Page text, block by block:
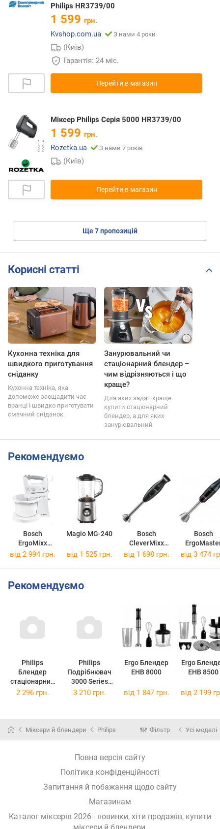
Philips HR3739/00
1 599 грн.
Kvshop.com.ua
З нами 4 роки
(Київ)
Гарантія: 24 міс.
Перейти в магазин
Міксер Philips Серія 5000 HR3739/00
1 599 грн.
Rozetka.ua
З нами 7 років
(Київ)
Перейти в магазин
ще7пропозицій
Корисні статті
Кухонна техніка для
швидкого приготування
сніданку
Кухонна техніка, яка
допоможе заощадити час
вранці і швидко приготувати
смачний сніданок.
Занурювальний чи
стаціонарний блендер –
чим відрізняються і що
краще?
Для яких задач краще
купити стаціонарний
блендер, а для яких
занурювальний
Рекомендуємо
Bosch
ErgoMixx
MFQ36490
Magio MG-240
Bosch
CleverMixx
MSM2620B
Bosch
від 2 994 грн. від 1 525 грн. від 1 698 грн. від 3 474
Рекомендуємо
Philips
Блендер
стаціонарний
HR2040/00
Philips
Подрібнювач
3000 Series
HR1503/00
Ergo Блендер
EHB 8000
Ergo
EHB 8500
2 296 грн. 3 210 грн. від 1 847 грн. від 2 199
Міксери й блендери Philips Фільтр Усі моделі
Повна версія сайту
Політика конфіденційності
Запитання й побажання щодо сайту
Магазинам
Каталог міксерів 2026 - новинки, хіти продажів, купити